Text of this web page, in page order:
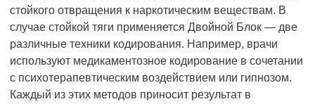
стойкого отвращения к наркотическим веществам. В
случае стойкой тяги применяется Двойной Блок — две
различные техники кодирования. Например, врачи
используют медикаментозное кодирование в сочетании
с психотерапевтическим воздействием или гипнозом.
Каждый из этих методов приносит результат в